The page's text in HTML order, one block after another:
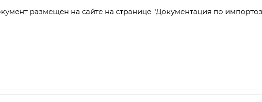
размещен на сайте на странице "Документация по